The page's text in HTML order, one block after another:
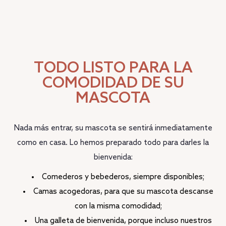
TODO LISTO PARA LA
COMODIDAD DE SU
MASCOTA
Nada más entrar, su mascota se sentirá inmediatamente
como en casa. Lo hemos preparado todo para darles la
bienvenida:
Comederos y bebederos, siempre disponibles;
Camas acogedoras, para que su mascota descanse
con la misma comodidad;
Una galleta de bienvenida, porque incluso nuestros